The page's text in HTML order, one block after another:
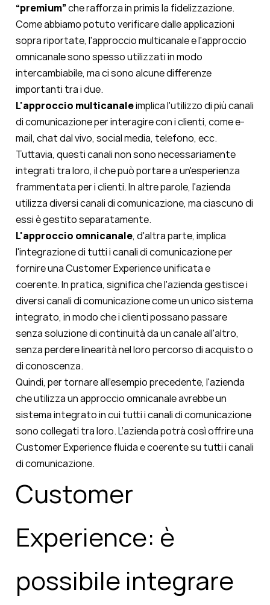
“premium”che rafforza in primis la fidelizzazione.
Come abbiamo potuto verificare dalle applicazioni
sopra riportate, l'approccio multicanale e l'approccio
omnicanale sono spesso utilizzati in modo
intercambiabile, ma ci sono alcune differenze
importanti tra i due.
L'approccio multicanaleimplica l'utilizzo di più canali
di comunicazione per interagire con i clienti, come e-
mail, chat dal vivo, social media, telefono, ecc.
Tuttavia, questi canali non sono necessariamente
integrati tra loro, il che può portare a un'esperienza
frammentata per i clienti. In altre parole, l'azienda
utilizza diversi canali di comunicazione, ma ciascuno di
essi è gestito separatamente.
L'approccio omnicanale, d'altra parte, implica
l'integrazione di tutti i canali di comunicazione per
fornire una Customer Experience unificata e
coerente. In pratica, significa che l'azienda gestisce i
diversi canali di comunicazione come un unico sistema
integrato, in modo che i clienti possano passare
senza soluzione di continuità da un canale all'altro,
senza perdere linearità nel loro percorso di acquisto o
di conoscenza.
Quindi, per tornare all'esempio precedente, l'azienda
che utilizza un approccio omnicanale avrebbe un
sistema integrato in cui tutti i canali di comunicazione
sono collegati tra loro. L’azienda potrà così offrire una
Customer Experience fluida e coerente su tutti i canali
di comunicazione.
Customer
Experience: è
possibile integrare